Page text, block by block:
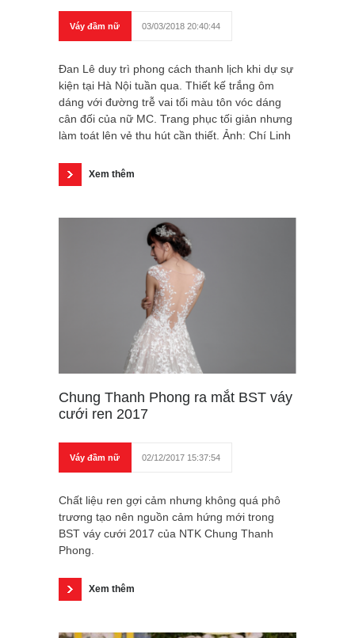
Váy đầm nữ 03/03/2018 20:40:44
Đan Lê duy trì phong cách thanh lịch khi dự sự
kiện tại Hà Nội tuần qua. Thiết kế trắng ôm
dáng với đường trễ vai tối màu tôn vóc dáng
cân đối của nữ MC. Trang phục tối giản nhưng
làm toát lên vẻ thu hút cần thiết. Ảnh: Chí Linh
Xem thêm
Chung Thanh Phong ra mắt BST váy
cưới ren 2017
Váy đầm nữ 02/12/2017 15:37:54
Chất liệu ren gợi cảm nhưng không quá phô
trương tạo nên nguồn cảm hứng mới trong
BST váy cưới 2017 của NTK Chung Thanh
Phong.
Xem thêm